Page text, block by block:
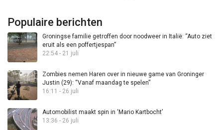
Populaire berichten
Groningse familie getroffen door noodweer in Italië: “Auto ziet
eruit als een poffertjespan”
22:54 - 21 juli
Zombies nemen Haren over in nieuwe game van Groninger
Justin (29): “Vanaf maandag te spelen”
16:11 - 26 juli
Automobilist maakt spin in ‘Mario Kartbocht’
13:36 - 26 juli